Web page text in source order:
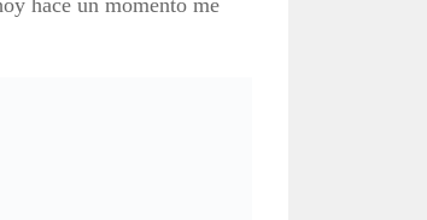
hace un momento me